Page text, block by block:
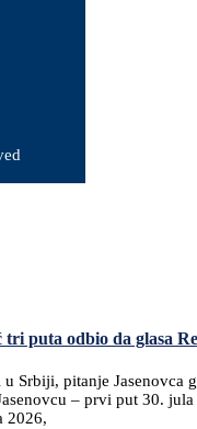
puta odbio da glasa
Srbiji, pitanje Jasenovca
– prvi put 30.
2026,